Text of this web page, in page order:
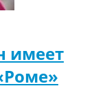
имеет